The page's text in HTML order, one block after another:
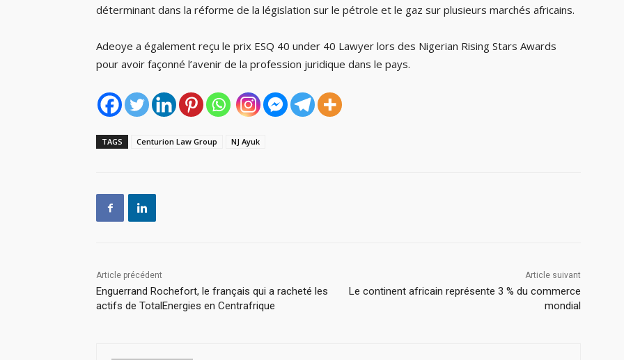
déterminant dans la réforme de la législation sur le pétrole et le gaz sur plusieurs marchés africains.
Adeoye a également reçu le prix ESQ 40 under 40 Lawyer lors des Nigerian Rising Stars Awards
pour avoir façonné l’avenir de la profession juridique dans le pays.
TAGS Centurion Law Group NJ Ayuk
Article précédent
Enguerrand Rochefort, le français qui a racheté les
actifs de TotalEnergies en Centrafrique
Article suivant
Le continent africain représente 3 % du commerce
mondial